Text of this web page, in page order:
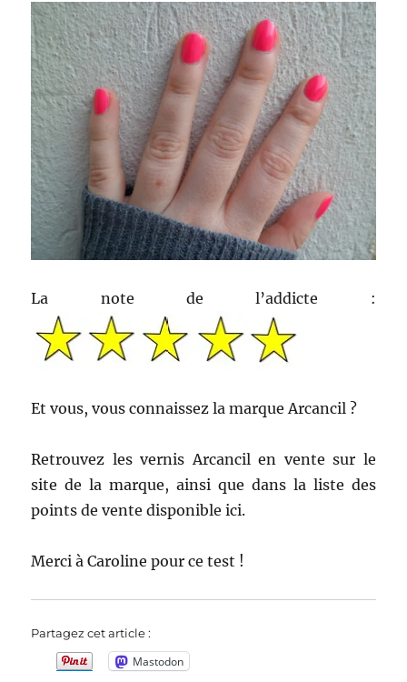
La note de l’addicte :
Et vous, vous connaissez la marque Arcancil ?
Retrouvez les vernis Arcancil en vente sur le
site de la marque, ainsi que dans la liste des
points de vente disponible ici.
Merci à Caroline pour ce test !
Partagez cet article :
Mastodon